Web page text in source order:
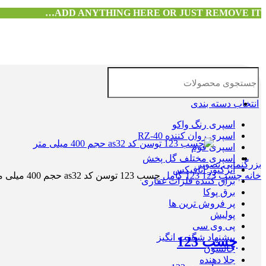
ADD ANYTHING HERE OR JUST REMOVE IT…
انتخاب دسته بندی
اسپری رنگ واکو
اسپری روان کننده RZ-40
اسپری فوم
اسپری مختلف گل پخش
انژکتور اتافیکس
براق کننده فلزات غفاری
برق پوکا
پر فروش ترین ها
پولیش
پی وی سی
پیشنهاد شگفت انگیز
جانسون
جلا دهنده
چسب 123
بزرگنمایی تصویر
خانه چسب 123 123 کامل چسب 123 توسن کد as32 حجم 400 میلی متر